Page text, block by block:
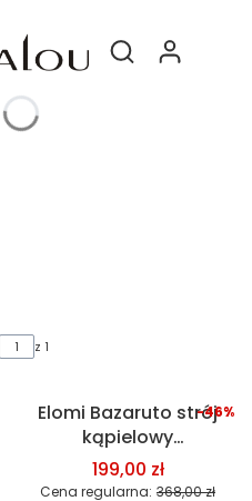
Otwórz
z 1
Okazja
Elomi Bazaruto strój
kąpielowy
jednoczęściowy,
niebieski
199,00 zł
Cena regularna: 368,00 zł
-46%